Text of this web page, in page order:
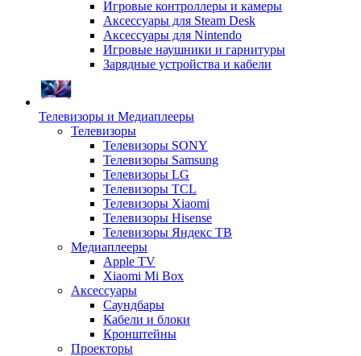
Игровые контроллеры и камеры
Аксессуары для Steam Desk
Аксессуары для Nintendo
Игровые наушники и гарнитуры
Зарядные устройства и кабели
Телевизоры и Медиаплееры
Телевизоры
Телевизоры SONY
Телевизоры Samsung
Телевизоры LG
Телевизоры TCL
Телевизоры Xiaomi
Телевизоры Hisense
Телевизоры Яндекс ТВ
Медиаплееры
Apple TV
Xiaomi Mi Box
Аксессуары
Саундбары
Кабели и блоки
Кронштейны
Проекторы